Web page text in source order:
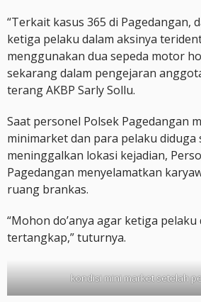
“Terkait kasus 365 di Pagedangan,
ketiga pelaku dalam aksinya
menggunakan dua sepeda motor
sekarang dalam pengejaran
terang AKBP Sarly Sollu.
Saat personel Polsek Pagedangan
minimarket dan para pelaku diduga
meninggalkan lokasi kejadian,
Pagedangan menyelamatkan
ruang brankas.
“Mohon do’anya agar ketiga
tertangkap,” tuturnya.
kondisi mini market setelah